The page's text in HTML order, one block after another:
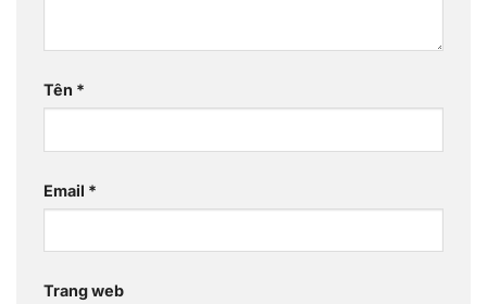
Tên *
Email *
Trang web